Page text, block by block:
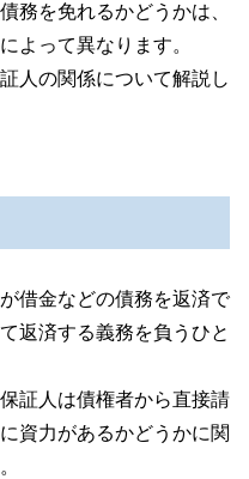
務を免れるかどうかは、
よって異なります。
人の関係について解説し
借金などの債務を返済で
返済する義務を負うひと
証人は債権者から直接請
資力があるかどうかに関